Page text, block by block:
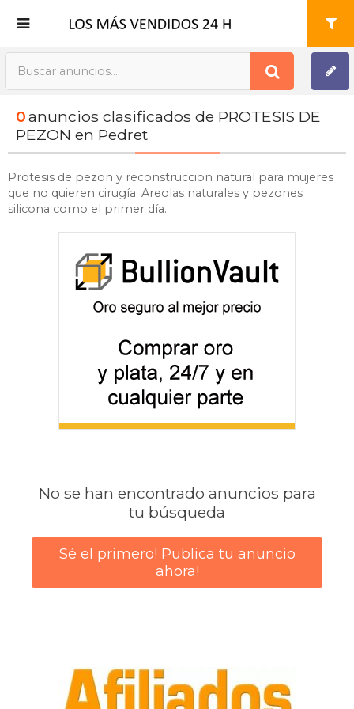
Publica tu Anuncio
Registro
0anuncios clasificados de PROTESIS DE
PEZON en Pedret
Protesis de pezon y reconstruccion natural para mujeres
que no quieren cirugía. Areolas naturales y pezones
silicona como el primer día.
No se han encontrado anuncios para
tu búsqueda
Sé el primero! Publica tu anuncio
ahora!